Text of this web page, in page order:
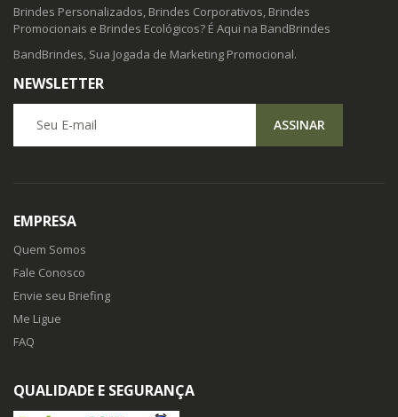
Brindes Personalizados, Brindes Corporativos, Brindes
Promocionais e Brindes Ecológicos? É Aqui na BandBrindes
BandBrindes, Sua Jogada de Marketing Promocional.
NEWSLETTER
ASSINAR
EMPRESA
Quem Somos
Fale Conosco
Envie seu Briefing
Me Ligue
FAQ
QUALIDADE E SEGURANÇA